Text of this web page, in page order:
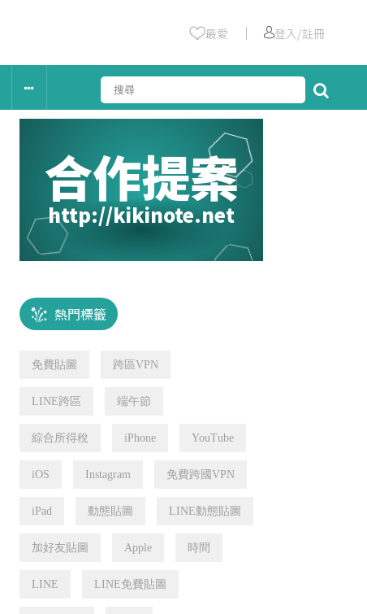
最愛 ｜ 登入/註冊
合作提案
http://kikinote.net
熱門標籤
免費貼圖 跨區VPN
LINE跨區 端午節
綜合所得稅 iPhone YouTube
iOS Instagram 免費跨國VPN
iPad 動態貼圖 LINE動態貼圖
加好友貼圖 Apple 時間
LINE LINE免費貼圖